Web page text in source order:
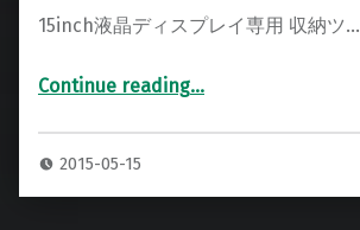
15inch液晶ディスプレイ専用 収納ツ…
Continue reading“15インチ液晶モニター専用ハードケース”
…
2015-05-15